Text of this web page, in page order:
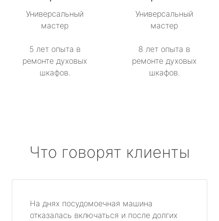
Универсальный
мастер
5 лет опыта в
ремонте духовых
шкафов.
Универсальный
мастер
8 лет опыта в
ремонте духовых
шкафов.
Что говорят клиенты
На днях посудомоечная машина
отказалась включаться и после долгих